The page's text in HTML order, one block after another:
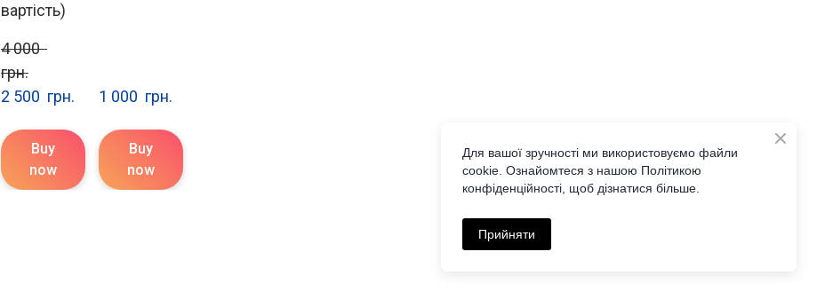
вартість)
4 000
грн.
2 500  грн.
Buy
now
1 000  грн.
Buy
now
Для вашої зручності ми використовуємо файли
cookie. Ознайомтеся з нашою Політикою
конфіденційності, щоб дізнатися більше.
Прийняти